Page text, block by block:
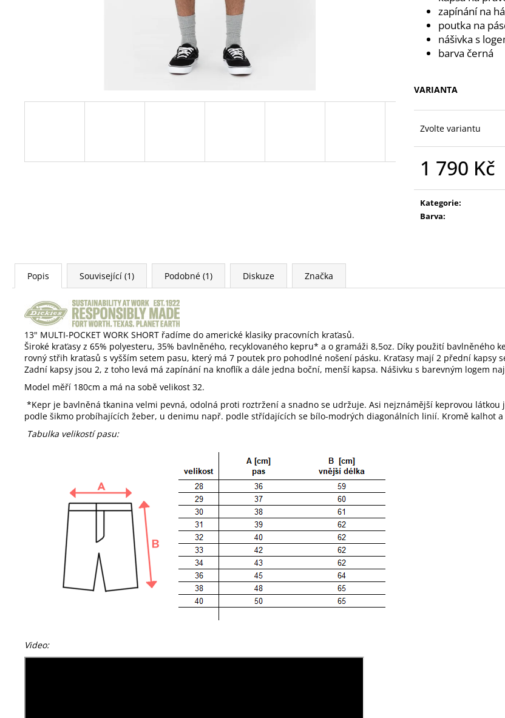
zapínání na
poutka na
nášivka s
barva černá
VARIANTA
Zvolte variantu
1 790 Kč
Kategorie:
Barva:
Popis Související (1) Podobné (1) Diskuze Značka
13" MULTI-POCKET WORK SHORT řadíme do americké klasiky pracovních kraťasů.
Široké kraťasy z 65% polyesteru, 35% bavlněného, recyklovaného kepru* a o gramáži 8,5oz. Díky použití bavlněného
rovný střih kraťasů s vyšším setem pasu, který má 7 poutek pro pohodlné nošení pásku. Kraťasy mají 2 přední kapsy
Zadní kapsy jsou 2, z toho levá má zapínání na knoflík a dále jedna boční, menší kapsa. Nášivku s barevným logem
Model měří 180cm a má na sobě velikost 32.
*Kepr je bavlněná tkanina velmi pevná, odolná proti roztržení a snadno se udržuje. Asi nejznámější keprovou
podle šikmo probíhajících žeber, u denimu např. podle střídajících se bílo-modrých diagonálních linií. Kromě kalhot
Tabulka velikostí pasu:
Video: